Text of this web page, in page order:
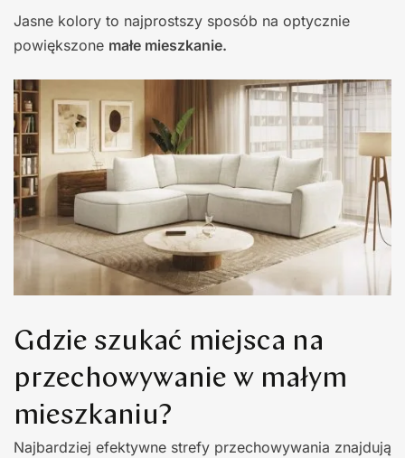
Jasne kolory to najprostszy sposób na optycznie
powiększone małe mieszkanie.
Gdzie szukać miejsca na
przechowywanie w małym
mieszkaniu?
Najbardziej efektywne strefy przechowywania znajdują